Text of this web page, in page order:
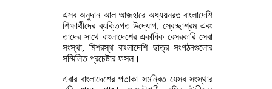
এসব অনুদান আল আজহারে অধ্যয়নরত বাংলাদেশি
শিক্ষার্থীদের ব্যক্তিগত উদ্যোগ, স্বেচ্ছাশ্রম এবং
তাদের সাথে বাংলাদেশের একাধিক বেসরকারি সেবা
সংস্থা, মিশরস্থ বাংলাদেশি ছাত্র সংগঠনগুলোর
সম্মিলিত প্রচেষ্টার ফসল।
এবার বাংলাদেশের পতাকা সমন্বিত যেসব সংস্থার